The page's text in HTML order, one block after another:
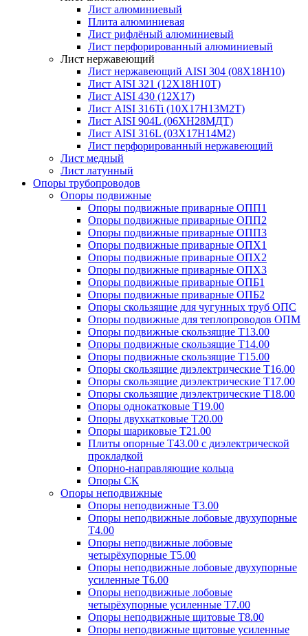
Лист алюминиевый
Плита алюминиевая
Лист рифлёный алюминиевый
Лист перфорированный алюминиевый
Лист нержавеющий
Лист нержавеющий AISI 304 (08Х18Н10)
Лист AISI 321 (12Х18Н10Т)
Лист AISI 430 (12Х17)
Лист AISI 316Ti (10Х17Н13М2Т)
Лист AISI 904L (06ХН28МДТ)
Лист AISI 316L (03Х17Н14М2)
Лист перфорированный нержавеющий
Лист медный
Лист латунный
Опоры трубопроводов
Опоры подвижные
Опоры подвижные приварные ОПП1
Опоры подвижные приварные ОПП2
Опоры подвижные приварные ОПП3
Опоры подвижные приварные ОПХ1
Опоры подвижные приварные ОПХ2
Опоры подвижные приварные ОПХ3
Опоры подвижные приварные ОПБ1
Опоры подвижные приварные ОПБ2
Опоры скользящие для чугунных труб ОПС
Опоры подвижные для теплопроводов ОПМ
Опоры подвижные скользящие Т13.00
Опоры подвижные скользящие Т14.00
Опоры подвижные скользящие Т15.00
Опоры скользящие диэлектрические Т16.00
Опоры скользящие диэлектрические Т17.00
Опоры скользящие диэлектрические Т18.00
Опоры однокатковые Т19.00
Опоры двухкатковые Т20.00
Опоры шариковые Т21.00
Плиты опорные Т43.00 с диэлектрической
прокладкой
Опорно-направляющие кольца
Опоры СК
Опоры неподвижные
Опоры неподвижные Т3.00
Опоры неподвижные лобовые двухупорные
Т4.00
Опоры неподвижные лобовые
четырёхупорные Т5.00
Опоры неподвижные лобовые двухупорные
усиленные Т6.00
Опоры неподвижные лобовые
четырёхупорные усиленные Т7.00
Опоры неподвижные щитовые Т8.00
Опоры неподвижные щитовые усиленные